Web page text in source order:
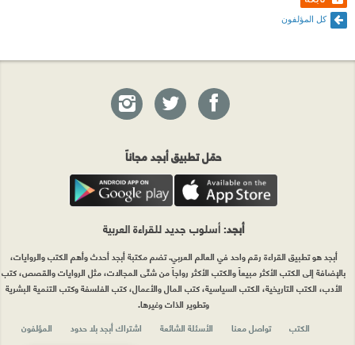
كل المؤلفون
حمّل تطبيق أبجد مجاناً
أبجد: أسلوب جديد للقراءة العربية
أبجد هو تطبيق القراءة رقم واحد في العالم العربي. تضم مكتبة أبجد أحدث وأهم الكتب والروايات،
بالإضافة إلى الكتب الأكثر مبيعاً والكتب الأكثر رواجاً من شتّى المجالات، مثل الروايات والقصص، كتب
الأدب، الكتب التاريخية، الكتب السياسية، كتب المال والأعمال، كتب الفلسفة وكتب التنمية البشرية
وتطوير الذات وغيرها.
الكتب
تواصل معنا الأسئلة الشائعة اشتراك أبجد بلا حدود المؤلفون